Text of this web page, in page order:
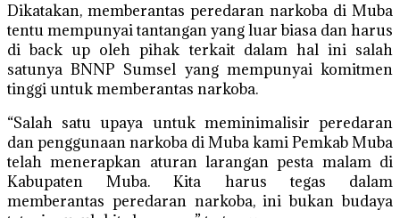
Dikatakan, memberantas peredaran narkoba di Muba
tentu mempunyai tantangan yang luar biasa dan harus
di back up oleh pihak terkait dalam hal ini salah
satunya BNNP Sumsel yang mempunyai komitmen
tinggi untuk memberantas narkoba.
“Salah satu upaya untuk meminimalisir peredaran
dan penggunaan narkoba di Muba kami Pemkab Muba
telah menerapkan aturan larangan pesta malam di
Kabupaten Muba. Kita harus tegas dalam
memberantas peredaran narkoba, ini bukan budaya